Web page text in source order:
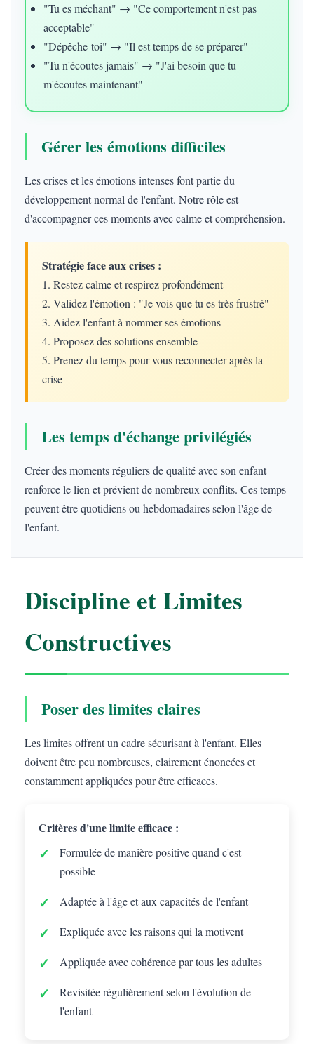
"Tu es méchant" → "Ce comportement n'est pas
acceptable"
"Dépêche-toi" → "Il est temps de se préparer"
"Tu n'écoutes jamais" → "J'ai besoin que tu
m'écoutes maintenant"
Gérer les émotions difficiles
Les crises et les émotions intenses font partie du
développement normal de l'enfant. Notre rôle est
d'accompagner ces moments avec calme et compréhension.
Stratégie face aux crises :
1. Restez calme et respirez profondément
2. Validez l'émotion : "Je vois que tu es très frustré"
3. Aidez l'enfant à nommer ses émotions
4. Proposez des solutions ensemble
5. Prenez du temps pour vous reconnecter après la
crise
Les temps d'échange privilégiés
Créer des moments réguliers de qualité avec son enfant
renforce le lien et prévient de nombreux conflits. Ces temps
peuvent être quotidiens ou hebdomadaires selon l'âge de
l'enfant.
Discipline et Limites
Constructives
Poser des limites claires
Les limites offrent un cadre sécurisant à l'enfant. Elles
doivent être peu nombreuses, clairement énoncées et
constamment appliquées pour être efficaces.
Critères d'une limite efficace :
Formulée de manière positive quand c'est
possible
Adaptée à l'âge et aux capacités de l'enfant
Expliquée avec les raisons qui la motivent
Appliquée avec cohérence par tous les adultes
Revisitée régulièrement selon l'évolution de
l'enfant